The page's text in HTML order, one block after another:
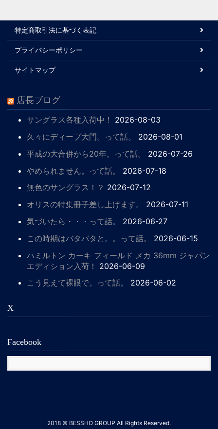
特定商取引法に基づく表記
プライバシーポリシー
サイトマップ
店長ブログ
サングラス各種入荷中！
2026-08-03
久々にディープ大門。って話。
2026-08-01
平成の大合併から20年。って話。
2026-07-26
やめられません。って話。
2026-07-18
無色のサングラス！？ 2026-07-12
オリスの特集冊子差し上げます。
2026-07-11
気づいたら・・・って話。
2026-06-27
この時期はバタバタと。。って話。
2026-06-15
ハミルトン カーキ フィールド メカ 36mm ジャパン
エディション入荷！
2026-06-09
こう見えて裸眼で。って話。
2026-06-02
X
Facebook
2018 © BESSHO GROUP All Rights Reserved.